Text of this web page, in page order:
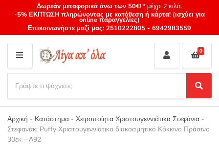
Δωρεάν μεταφορικά άνω των 50€!* μέχρι 2 κιλά.
-5% ΕΚΠΤΩΣΗ πληρώνοντας με κατάθεση ή κάρτα! (ισχύει για
online παραγγελίες)
Επικοινωνήστε μαζί μας: 2510222805 - 6942983559
M
E
N
U
Category
name
a
r
c
h
p
S
e
a
r
c
0
Αρχική - Κατάστημα - Χειροποίητα Χριστουγεννιάτικα Στεφάνια -
Στεφανάκι Puffy Χριστουγεννιάτικο διακοσμητικό Κόκκινο Πράσινο
30εκ – Α92